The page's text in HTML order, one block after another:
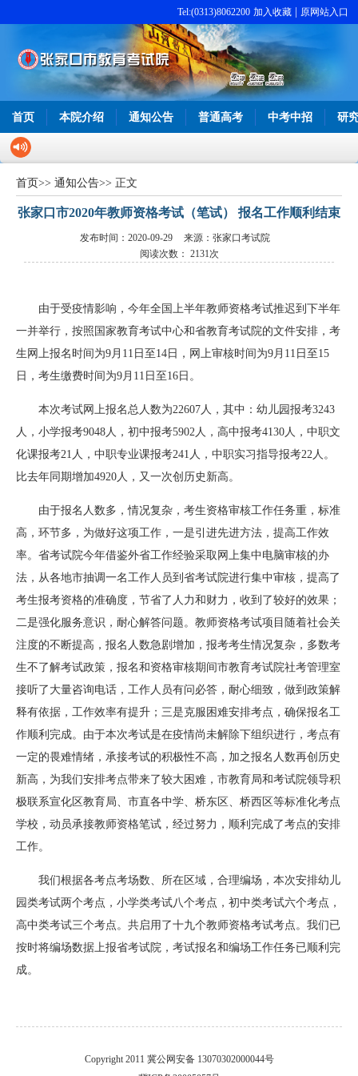
Tel:(0313)8062200 加入收藏 原网站入口
首页 本院介绍 通知公告 普通高考 中考中招 研
首页>> 通知公告>> 正文
张家口市2020年教师资格考试（笔试） 报名工作顺利结束
发布时间：2020-09-29
来源：张家口考试院
阅读次数： 2131次
由于受疫情影响，今年全国上半年教师资格考试推迟到下半年
一并举行，按照国家教育考试中心和省教育考试院的文件安排，考
生网上报名时间为9月11日至14日，网上审核时间为9月11日至15
日，考生缴费时间为9月11日至16日。
本次考试网上报名总人数为22607人，其中：幼儿园报考3243
人，小学报考9048人，初中报考5902人，高中报考4130人，中职文
化课报考21人，中职专业课报考241人，中职实习指导报考22人。
比去年同期增加4920人，又一次创历史新高。
由于报名人数多，情况复杂，考生资格审核工作任务重，标准
高，环节多，为做好这项工作，一是引进先进方法，提高工作效
率。省考试院今年借鉴外省工作经验采取网上集中电脑审核的办
法，从各地市抽调一名工作人员到省考试院进行集中审核，提高了
考生报考资格的准确度，节省了人力和财力，收到了较好的效果；
二是强化服务意识，耐心解答问题。教师资格考试项目随着社会关
注度的不断提高，报名人数急剧增加，报考考生情况复杂，多数考
生不了解考试政策，报名和资格审核期间市教育考试院社考管理室
接听了大量咨询电话，工作人员有问必答，耐心细致，做到政策解
释有依据，工作效率有提升；三是克服困难安排考点，确保报名工
作顺利完成。由于本次考试是在疫情尚未解除下组织进行，考点有
一定的畏难情绪，承接考试的积极性不高，加之报名人数再创历史
新高，为我们安排考点带来了较大困难，市教育局和考试院领导积
极联系宣化区教育局、市直各中学、桥东区、桥西区等标准化考点
学校，动员承接教师资格笔试，经过努力，顺利完成了考点的安排
工作。
我们根据各考点考场数、所在区域，合理编场，本次安排幼儿
园类考试两个考点，小学类考试八个考点，初中类考试六个考点，
高中类考试三个考点。共启用了十九个教师资格考试考点。我们已
按时将编场数据上报省考试院，考试报名和编场工作任务已顺利完
成。
Copyright 2011 冀公网安备 13070302000044号